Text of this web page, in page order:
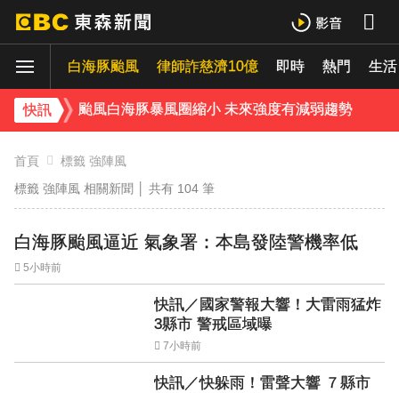
白海豚颱風 律師詐慈濟10億 即時 熱門 生活
快訊
獨家／又有名店遭冒用詐騙！卡通園怒：投訴Meta也無效
颱風白海豚暴風圈縮小 未來強度有減弱趨勢
下載東森App，隨時掌握天下大小事！
首頁
標籤 強陣風
標籤 強陣風 相關新聞 │ 共有 104 筆
白海豚颱風逼近 氣象署：本島發陸警機率低
5小時前
快訊／國家警報大響！大雷雨猛炸
3縣市 警戒區域曝
7小時前
快訊／快躲雨！雷聲大響 ７縣市